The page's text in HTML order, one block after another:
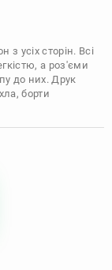
усіх сторін. Всі
а роз'єми
до них. Друк
борти